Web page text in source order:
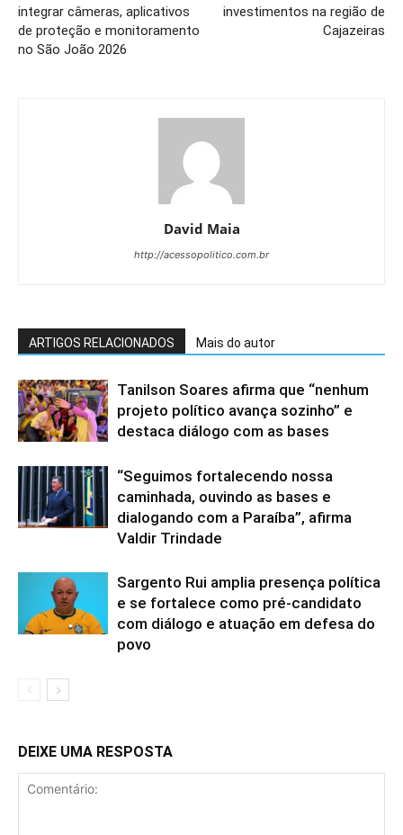
integrar câmeras, aplicativos
de proteção e monitoramento
no São João 2026
investimentos na região de
Cajazeiras
David Maia
http://acessopolitico.com.br
ARTIGOS RELACIONADOS Mais do autor
Tanilson Soares afirma que “nenhum
projeto político avança sozinho” e
destaca diálogo com as bases
“Seguimos fortalecendo nossa
caminhada, ouvindo as bases e
dialogando com a Paraíba”, afirma
Valdir Trindade
Sargento Rui amplia presença política
e se fortalece como pré-candidato
com diálogo e atuação em defesa do
povo
DEIXE UMA RESPOSTA